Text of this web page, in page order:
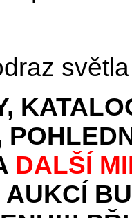
DALŠÍ
AUKCÍ